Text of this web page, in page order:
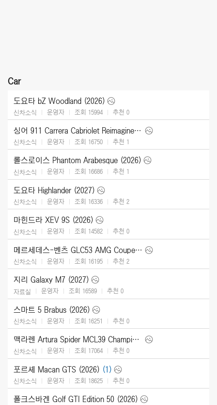
Car
도요타 bZ Woodland (2026)
신차소식 운영자 조회 15994 추천 0
싱어 911 Carrera Cabriolet Reimagined Type 964 (2026)
신차소식 운영자 조회 16750 추천 1
롤스로이스 Phantom Arabesque (2026)
신차소식 운영자 조회 16686 추천 1
도요타 Highlander (2027)
신차소식 운영자 조회 16336 추천 2
마힌드라 XEV 9S (2026)
신차소식 운영자 조회 14582 추천 0
메르세데스-벤츠 GLC53 AMG Coupe (2027)
신차소식 운영자 조회 16195 추천 2
지리 Galaxy M7 (2027)
자료실 운영자 조회 16589 추천 0
스마트 5 Brabus (2026)
신차소식 운영자 조회 16251 추천 0
맥라렌 Artura Spider MCL39 Championship Edition (2026)
신차소식 운영자 조회 17064 추천 0
포르셰 Macan GTS (2026) (1)
신차소식 운영자 조회 18625 추천 0
폴크스바겐 Golf GTI Edition 50 (2026)